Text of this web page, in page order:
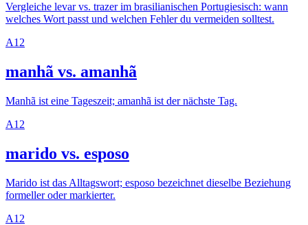
Vergleiche levar vs. trazer im brasilianischen Portugiesisch: wann
welches Wort passt und welchen Fehler du vermeiden solltest.
A1 2
manhã vs. amanhã
Manhã ist eine Tageszeit; amanhã ist der nächste Tag.
A1 2
marido vs. esposo
Marido ist das Alltagswort; esposo bezeichnet dieselbe Beziehung
formeller oder markierter.
A1 2